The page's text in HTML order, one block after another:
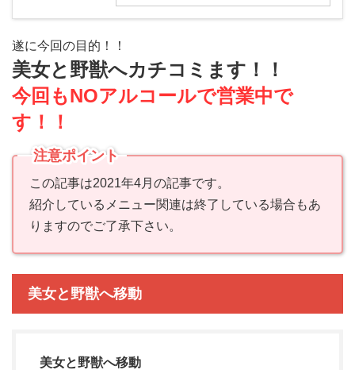
遂に今回の目的！！
美女と野獣へカチコミます！！
今回もNOアルコールで営業中で
す！！
注意ポイント
この記事は2021年4月の記事です。
紹介しているメニュー関連は終了している場合もあ
りますのでご了承下さい。
美女と野獣へ移動
美女と野獣へ移動